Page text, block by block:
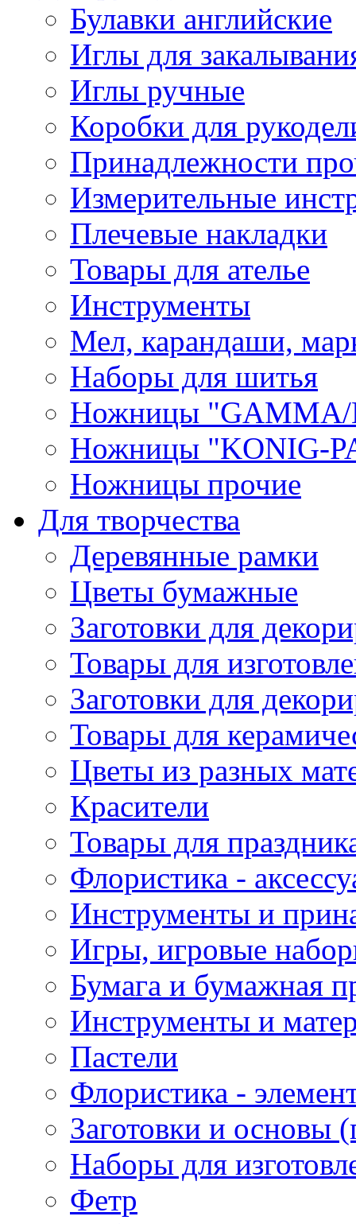
Булавки английские
Иглы для
Иглы ручные
Коробки для
Принадлежности
Измерительные
Плечевые накладки
Товары для ателье
Инструменты
Мел, карандаши,
Наборы для шитья
Ножницы "GAMMA/
Ножницы "KONIG-
Ножницы прочие
Для творчества
Деревянные рамки
Цветы бумажные
Заготовки для
Товары для
Заготовки для
Товары для
Цветы из разных
Красители
Товары для
Флористика -
Инструменты и
Игры, игровые
Бумага и бумажная
Инструменты и
Пастели
Флористика -
Заготовки и основы
Наборы для
Фетр